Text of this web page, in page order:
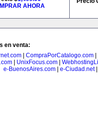
AHORA
en venta:
CompraPorCatalogo.com
UnixFocus.com
e-BuenosAires.com| e-Ciudad.net